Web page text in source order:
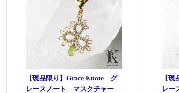
【現品限り】Grace Knote グ
レースノート マスクチャー
【
レー